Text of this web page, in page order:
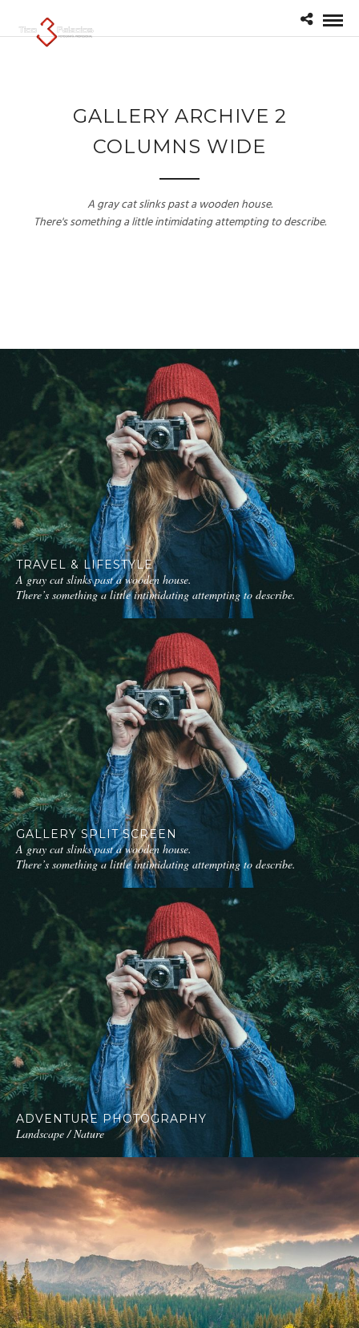
GALLERY ARCHIVE 2
COLUMNS WIDE
A gray cat slinks past a wooden house.
There's something a little intimidating attempting to describe.
TRAVEL & LIFESTYLE
A gray cat slinks past a wooden house.
There’s something a little intimidating attempting to describe.
GALLERY SPLIT SCREEN
A gray cat slinks past a wooden house.
There’s something a little intimidating attempting to describe.
ADVENTURE PHOTOGRAPHY
Landscape / Nature